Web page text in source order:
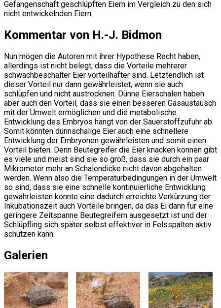
Gefangenschaft geschlüpften Eiern im Vergleich zu den sich
nicht entwickelnden Eiern.
Kommentar von H.-J. Bidmon
Nun mögen die Autoren mit ihrer Hypothese Recht haben,
allerdings ist nicht belegt, dass die Vorteile mehrerer
schwachbeschalter Eier vorteilhafter sind. Letztendlich ist
dieser Vorteil nur dann gewährleistet, wenn sie auch
schlüpfen und nicht austrocknen. Dünne Eierschalen haben
aber auch den Vorteil, dass sie einen besseren Gasaustausch
mit der Umwelt ermöglichen und die metabolische
Entwicklung des Embryos hängt von der Sauerstoffzufuhr ab.
Somit könnten dünnschalige Eier auch eine schnellere
Entwicklung der Embryonen gewährleisten und somit einen
Vorteil bieten. Denn Beutegreifer die Eier knacken können gibt
es viele und meist sind sie so groß, dass sie durch ein paar
Mikrometer mehr an Schalendicke nicht davon abgehalten
werden. Wenn also die Temperaturbedingungen in der Umwelt
so sind, dass sie eine schnelle kontinuierliche Entwicklung
gewährleisten könnte eine dadurch erreichte Verkürzung der
Inkubationszeit auch Vorteile bringen, da das Ei dann für eine
geringere Zeitspanne Beutegreifern ausgesetzt ist und der
Schlüpfling sich später selbst effektiver in Felsspalten aktiv
schützen kann.
Galerien